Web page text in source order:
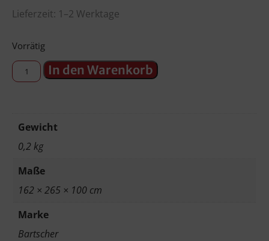
Lieferzeit: 1–2 Werktage
Vorrätig
In den Warenkorb
Gewicht
0,2 kg
Maße
162 × 265 × 100 cm
Marke
Bartscher